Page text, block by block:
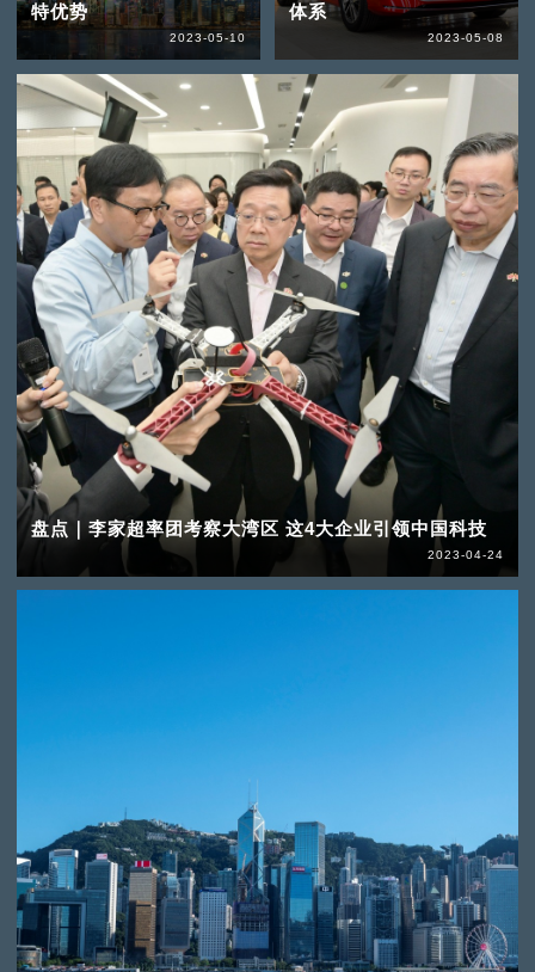
特优势
2023-05-10
体系
2023-05-08
盘点｜李家超率团考察大湾区 这4大企业引领中国科技
2023-04-24